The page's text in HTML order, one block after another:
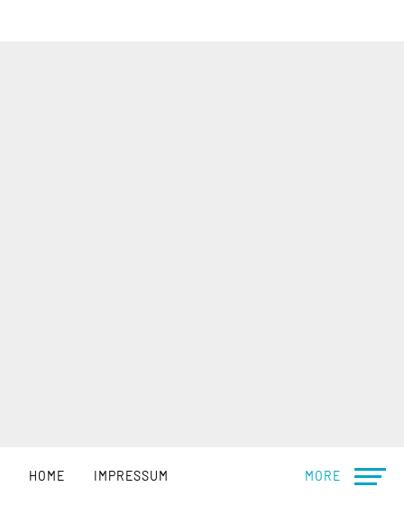
HOME IMPRESSUM MORE